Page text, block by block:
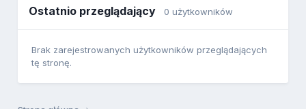
Ostatnio przeglądający 0 użytkowników
Brak zarejestrowanych użytkowników przeglądających
tę stronę.